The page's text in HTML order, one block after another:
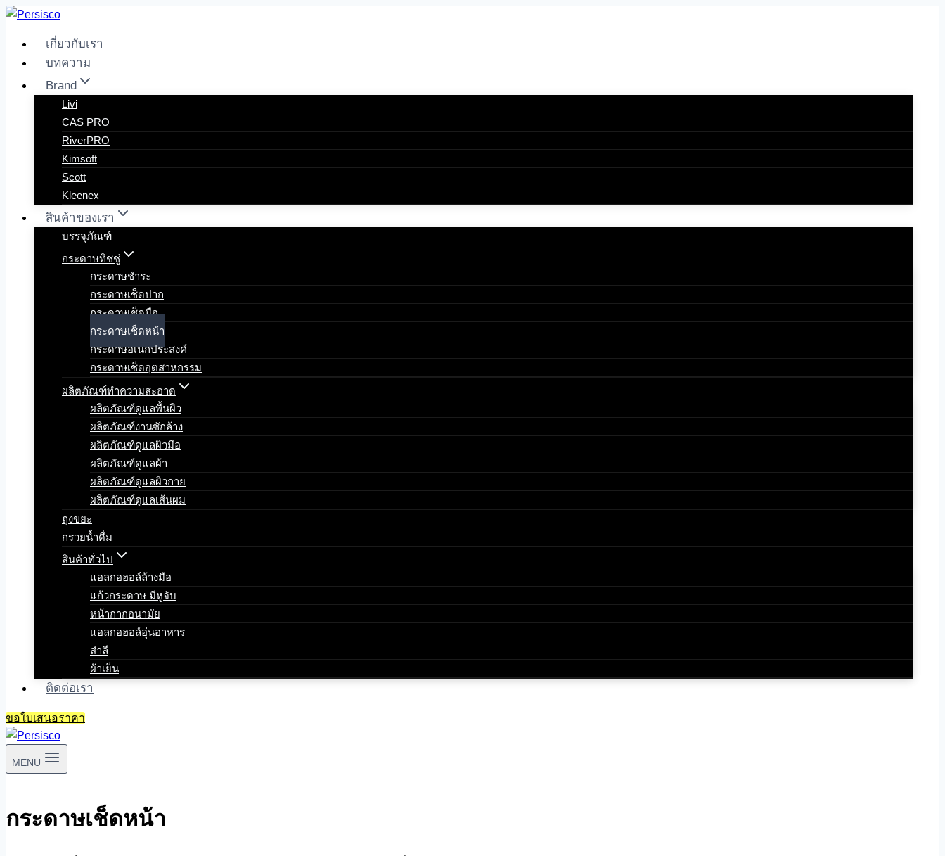
Skip
content
เกี่ยวกับเรา
บทความ
Brand
Livi
CAS PRO
RiverPRO
Kimsoft
Scott
Kleenex
สินค้าของเรา
บรรจุภัณฑ์
กระดาษทิชชู่
กระดาษชำระ
กระดาษเช็ดปาก
กระดาษเช็ดมือ
กระดาษเช็ดหน้า
กระดาษอเนกประสงค์
กระดาษเช็ดอุตสาหกรรม
ผลิตภัณฑ์ทำความสะอาด
ผลิตภัณฑ์ดูแลพื้นผิว
ผลิตภัณฑ์งานซักล้าง
ผลิตภัณฑ์ดูแลผิวมือ
ผลิตภัณฑ์ดูแลผ้า
ผลิตภัณฑ์ดูแลผิวกาย
ผลิตภัณฑ์ดูแลเส้นผม
ถุงขยะ
กรวยน้ำดื่ม
สินค้าทั่วไป
แอลกอฮอล์ล้างมือ
แก้วกระดาษ มีหูจับ
หน้ากากอนามัย
แอลกอฮอล์อุ่นอาหาร
สำลี
ผ้าเย็น
ติดต่อเรา
ขอใบเสนอราคา
MENU
กระดาษเช็ดหน้า